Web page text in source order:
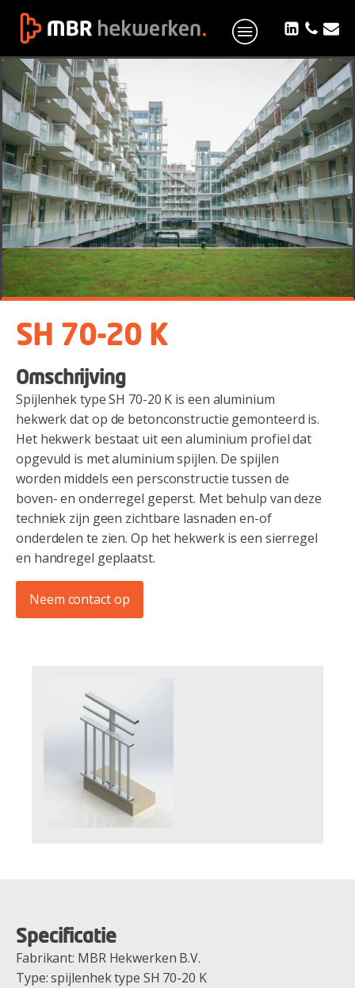
SH 70-20 K
Omschrijving
Spijlenhek type SH 70-20 K is een aluminium
hekwerk dat op de betonconstructie gemonteerd is.
Het hekwerk bestaat uit een aluminium profiel dat
opgevuld is met aluminium spijlen. De spijlen
worden middels een persconstructie tussen de
boven- en onderregel geperst. Met behulp van deze
techniek zijn geen zichtbare lasnaden en-of
onderdelen te zien. Op het hekwerk is een sierregel
en handregel geplaatst.
Neem contact op
Specificatie
Fabrikant: MBR Hekwerken B.V.
Type: spijlenhek type SH 70-20 K